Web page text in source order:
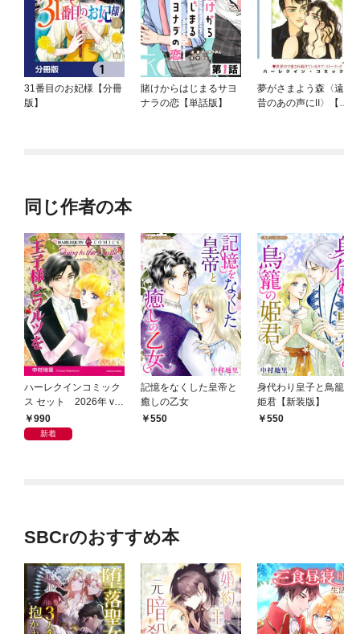
31番目のお妃様【分冊
版】
賭けからはじまるサヨ
ナラの恋【単話版】
夢がさまよう森〈
昔のあの声にⅡ〉【
同じ作者の本
ハーレクインコミック
ス セット 2026年 vo
l.940
990
新着
記憶をなくした皇帝と
癒しの乙女
550
身代わり皇子と鳥
姫君【新装版】
550
SBCrのおすすめ本